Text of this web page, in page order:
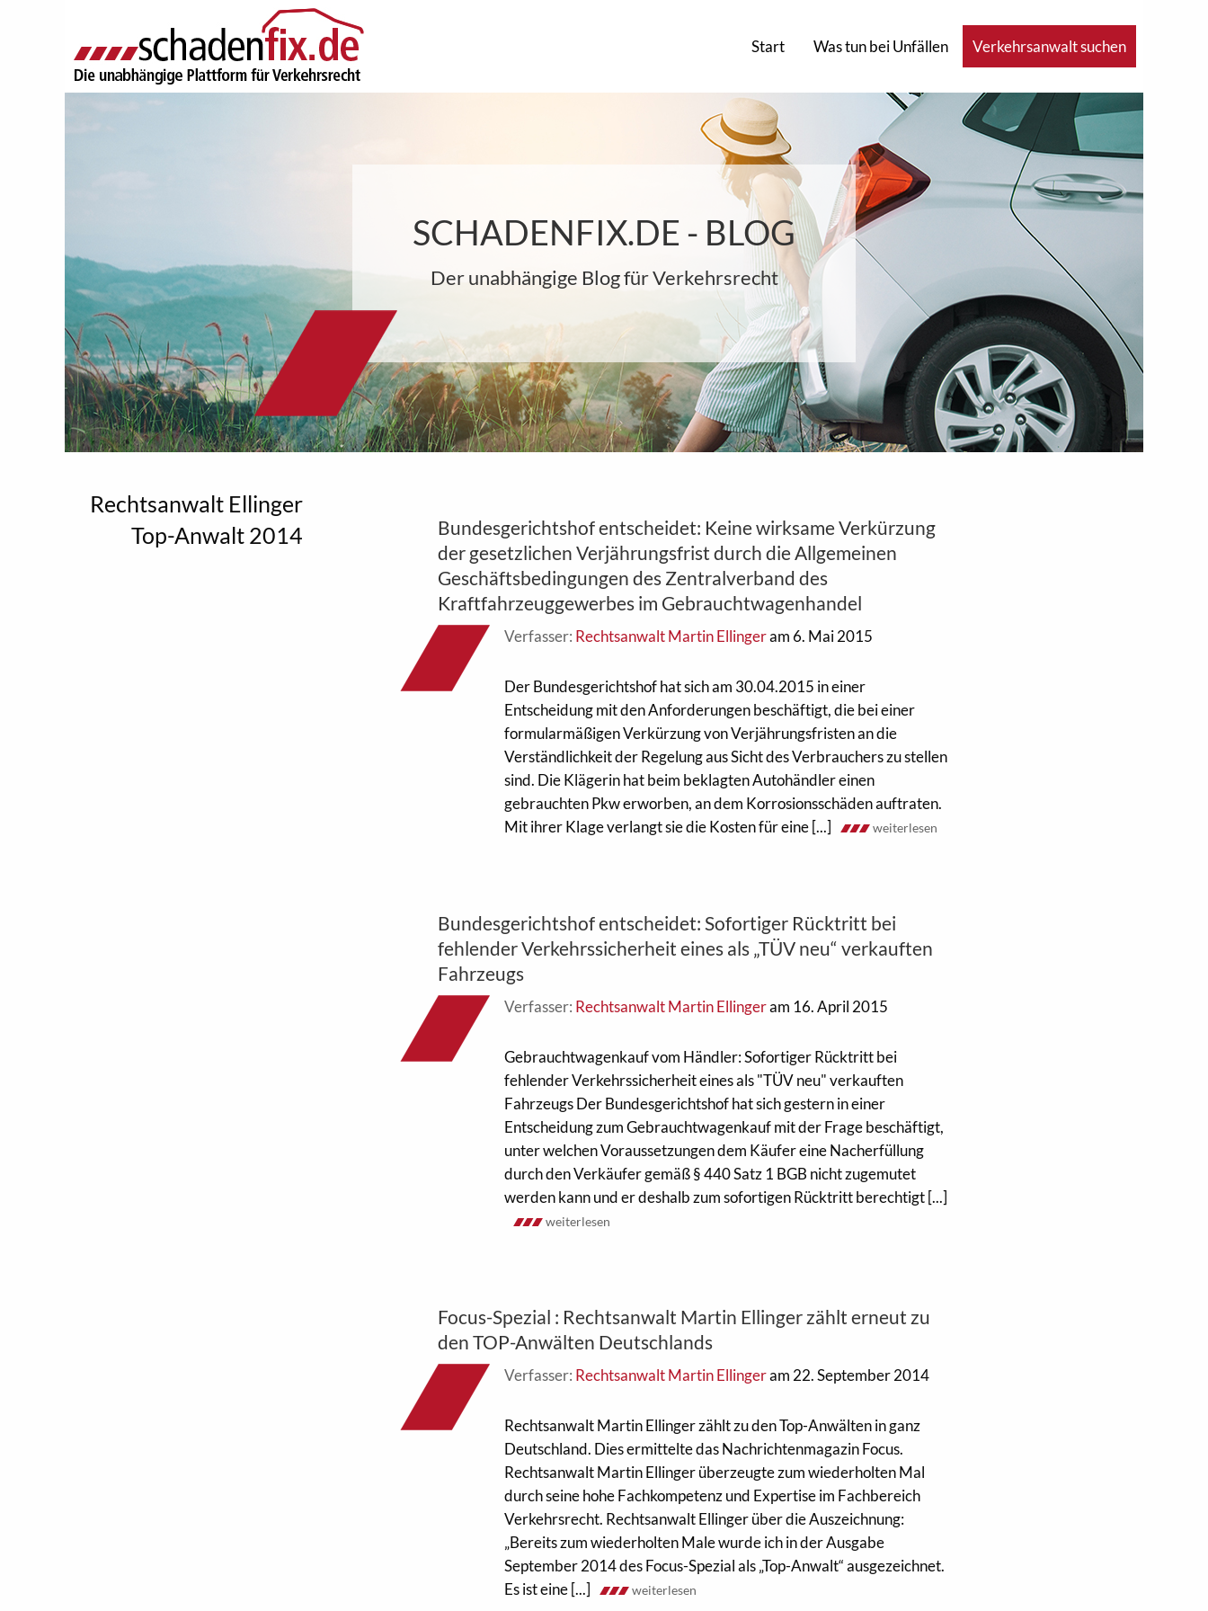
Start Was tun bei Unfällen Verkehrsanwalt suchen
SCHADENFIX.DE - BLOG
Der unabhängige Blog für Verkehrsrecht
Rechtsanwalt Ellinger
Top-Anwalt 2014
Bundesgerichtshof entscheidet: Keine wirksame Verkürzung
der gesetzlichen Verjährungsfrist durch die Allgemeinen
Geschäftsbedingungen des Zentralverband des
Kraftfahrzeuggewerbes im Gebrauchtwagenhandel
Verfasser: Rechtsanwalt Martin Ellingeram 6. Mai 2015
Der Bundesgerichtshof hat sich am 30.04.2015 in einer
Entscheidung mit den Anforderungen beschäftigt, die bei einer
formularmäßigen Verkürzung von Verjährungsfristen an die
Verständlichkeit der Regelung aus Sicht des Verbrauchers zu stellen
sind. Die Klägerin hat beim beklagten Autohändler einen
gebrauchten Pkw erworben, an dem Korrosionsschäden auftraten.
Mit ihrer Klage verlangt sie die Kosten für eine [...]
weiterlesen
Bundesgerichtshof entscheidet: Sofortiger Rücktritt bei
fehlender Verkehrssicherheit eines als „TÜV neu“ verkauften
Fahrzeugs
Verfasser: Rechtsanwalt Martin Ellingeram 16. April 2015
Gebrauchtwagenkauf vom Händler: Sofortiger Rücktritt bei
fehlender Verkehrssicherheit eines als "TÜV neu" verkauften
Fahrzeugs Der Bundesgerichtshof hat sich gestern in einer
Entscheidung zum Gebrauchtwagenkauf mit der Frage beschäftigt,
unter welchen Voraussetzungen dem Käufer eine Nacherfüllung
durch den Verkäufer gemäß § 440 Satz 1 BGB nicht zugemutet
werden kann und er deshalb zum sofortigen Rücktritt berechtigt [...]
weiterlesen
Focus-Spezial : Rechtsanwalt Martin Ellinger zählt erneut zu
den TOP-Anwälten Deutschlands
Verfasser: Rechtsanwalt Martin Ellingeram 22. September 2014
Rechtsanwalt Martin Ellinger zählt zu den Top-Anwälten in ganz
Deutschland. Dies ermittelte das Nachrichtenmagazin Focus.
Rechtsanwalt Martin Ellinger überzeugte zum wiederholten Mal
durch seine hohe Fachkompetenz und Expertise im Fachbereich
Verkehrsrecht. Rechtsanwalt Ellinger über die Auszeichnung:
„Bereits zum wiederholten Male wurde ich in der Ausgabe
September 2014 des Focus-Spezial als „Top-Anwalt“ ausgezeichnet.
Es ist eine [...]
weiterlesen